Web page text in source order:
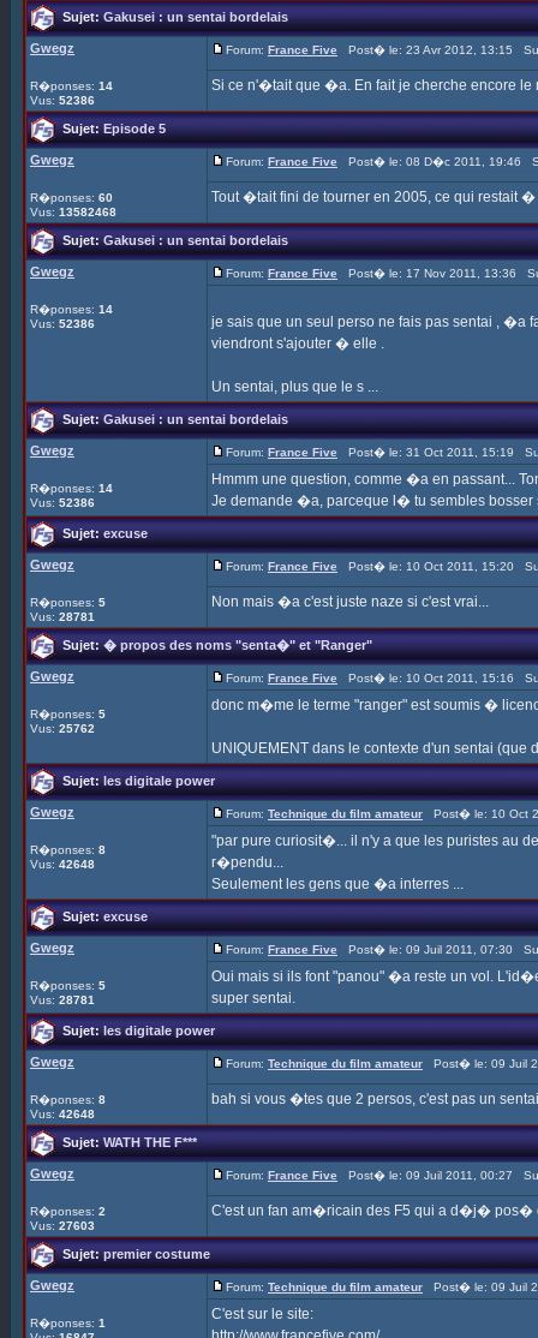
Sujet:Gakusei : un sentai bordelais
Gwegz
R�ponses: 14
Vus: 52386
Forum: France Five Post� le: 23 Avr 2012, 13:15
Si ce n'�tait que �a. En fait je cherche encore le
Sujet:Episode 5
Gwegz
R�ponses: 60
Vus: 13582468
Forum: France Five Post� le: 08 D�c 2011, 19:46
Tout �tait fini de tourner en 2005, ce qui restait
Sujet:Gakusei : un sentai bordelais
Gwegz
R�ponses: 14
Vus: 52386
Forum: France Five Post� le: 17 Nov 2011, 13:36
je sais que un seul perso ne fais pas sentai , �a
viendront s'ajouter � elle .
Un sentai, plus que le s ...
Sujet:Gakusei : un sentai bordelais
Gwegz
R�ponses: 14
Vus: 52386
Forum: France Five Post� le: 31 Oct 2011, 15:19
Hmmm une question, comme �a en passant...
Je demande �a, parceque l� tu sembles
Sujet:excuse
Gwegz
R�ponses: 5
Vus: 28781
Forum: France Five Post� le: 10 Oct 2011, 15:20
Non mais �a c'est juste naze si c'est vrai...
Sujet:� propos des noms "senta�" et "Ranger"
Gwegz
R�ponses: 5
Vus: 25762
Forum: France Five Post� le: 10 Oct 2011, 15:16
donc m�me le terme "ranger" est soumis �
UNIQUEMENT dans le contexte d'un sentai
Sujet:les digitale power
Gwegz
R�ponses: 8
Vus: 42648
Forum: Technique du film amateur Post� le: 10 Oct
"par pure curiosit�... il n'y a que les puristes au
r�pendu...
Seulement les gens que �a interres ...
Sujet:excuse
Gwegz
R�ponses: 5
Vus: 28781
Forum: France Five Post� le: 09 Juil 2011, 07:30
Oui mais si ils font "panou" �a reste un vol.
super sentai.
Sujet:les digitale power
Gwegz
R�ponses: 8
Vus: 42648
Forum: Technique du film amateur Post� le: 09 Juil
bah si vous �tes que 2 persos, c'est pas un
Sujet:WATH THE F***
Gwegz
R�ponses: 2
Vus: 27603
Forum: France Five Post� le: 09 Juil 2011, 00:27
C'est un fan am�ricain des F5 qui a d�j� pos�
Sujet:premier costume
Gwegz
R�ponses: 1
Forum: Technique du film amateur Post� le: 09 Juil
C'est sur le site: